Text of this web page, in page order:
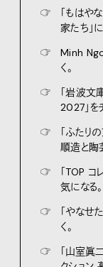
☞
「もはや
家たち」
☞
Minh
く。
☞
「岩波文
2027」を
☞
「ふたり
順造と陶
☞
「TOP コ
気になる。
☞
「やなせ
く。
☞
「山室眞